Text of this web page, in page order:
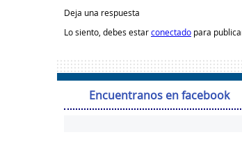
Deja una respuesta
Lo siento, debes estarconectado para
Encuentranos en facebook